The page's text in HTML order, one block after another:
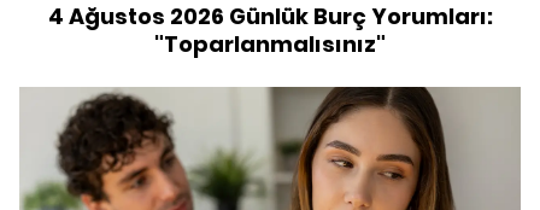
4 Ağustos 2026 Günlük Burç Yorumları:
"Toparlanmalısınız"